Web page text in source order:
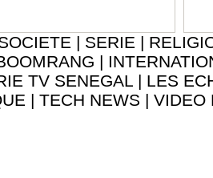
| SERIE |
|
TV SENEGAL | LES
| TECH NEWS | VIDEO